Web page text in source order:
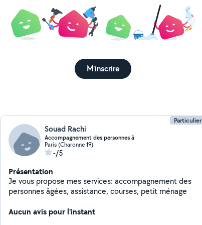
M'inscrire
Particulier
Souad Rachi
Accompagnement des personnes â
Paris (Charonne 19)
-/5
Présentation
Je vous propose mes services: accompagnement des
personnes âgées, assistance, courses, petit ménage
Aucun avis pour l'instant